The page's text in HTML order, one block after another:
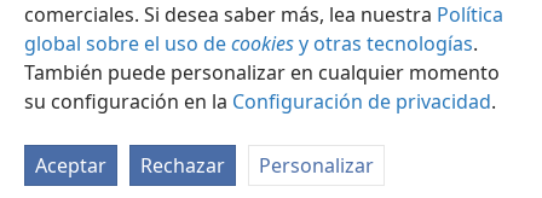
comerciales. Si desea saber más, lea nuestra Política
global sobre el uso decookiesy otras tecnologías.
También puede personalizar en cualquier momento
su configuración en la Configuración de privacidad.
Aceptar Rechazar Personalizar